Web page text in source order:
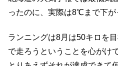
ったのに、実際は8℃まで下
ランニングは8月は50キロを
で走ろうということを心がけ